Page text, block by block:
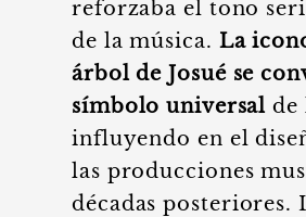
reforzaba el tono
de la música. La
árbol de Josué se
símbolo universal de
influyendo en el
las producciones
décadas posteriores.